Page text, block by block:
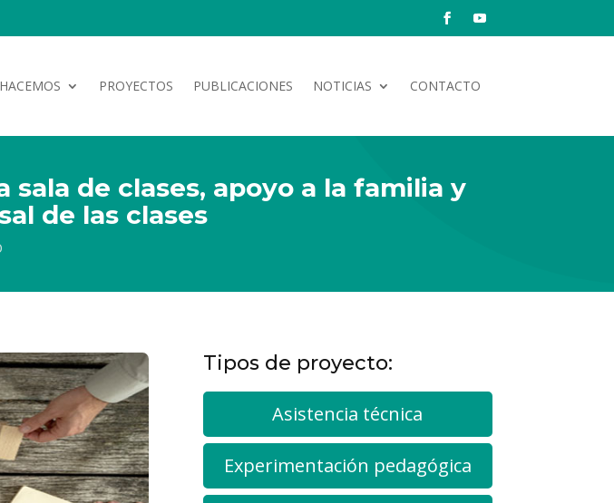
PROYECTOS PUBLICACIONES NOTICIAS CONTACTO
de clases, apoyo a la familia y
de las clases
Tipos de proyecto:
Asistencia técnica
Experimentación pedagógica